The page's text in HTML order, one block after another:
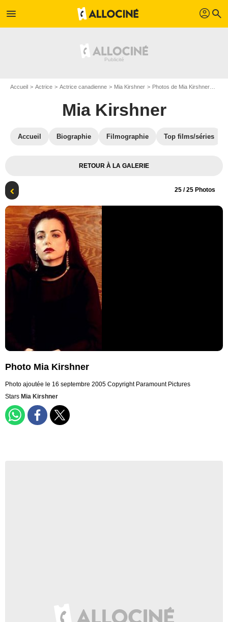
menu profil search
Accueil Actrice Actrice canadienne Mia Kirshner Photos de Mia Kirshner
Mia Kirshner
Accueil Biographie Filmographie Top films/séries
RETOUR À LA GALERIE
25 / 25 Photos
Photo Mia Kirshner
Photo ajoutée le 16 septembre 2005 Copyright Paramount Pictures
Stars Mia Kirshner